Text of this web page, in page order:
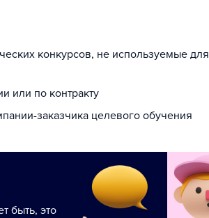
конкурсов, не используемые для
или по контракту
заказчика целевого обучения
быть, это